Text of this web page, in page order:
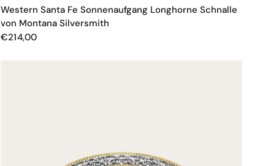
Western Santa Fe Sonnenaufgang Longhorne Schnalle
von Montana Silversmith
€214,00